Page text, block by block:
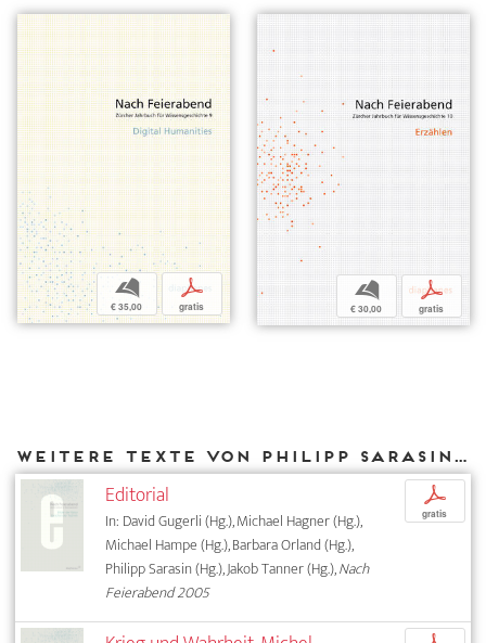
b
€ 35,00
p
gratis
b
€ 30,00
p
gratis
Weitere Texte von Philipp Sarasin bei DIAPHANES
Editorial
In: David Gugerli (Hg.), Michael Hagner (Hg.),
Michael Hampe (Hg.), Barbara Orland (Hg.),
Philipp Sarasin (Hg.), Jakob Tanner (Hg.),Nach
Feierabend 2005
p
gratis